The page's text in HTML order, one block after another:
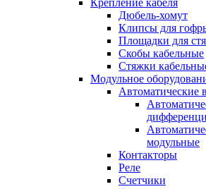
Крепление кабеля
Дюбель-хомут
Клипсы для
Площадки для
Скобы кабельные
Стяжки
Модульное
Автоматические
модульные
Контакторы
Реле
Счетчики